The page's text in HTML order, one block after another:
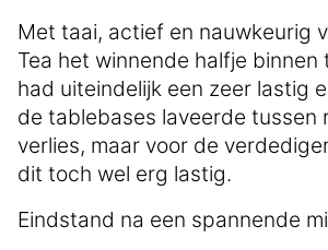
Met taai, actief en nauwkeurig
Tea het winnende halfje binnen
had uiteindelijk een zeer lastig
de tablebases laveerde tussen
verlies, maar voor de
dit toch wel erg lastig.
Eindstand na een spannende